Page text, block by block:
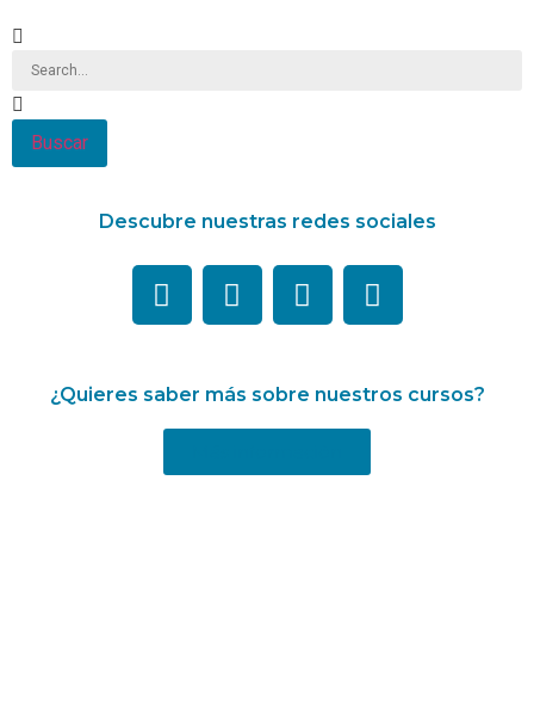
Buscar
Descubre nuestras redes sociales
¿Quieres saber más sobre nuestros cursos?